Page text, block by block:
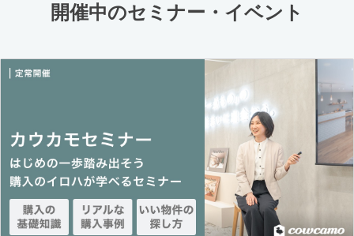
開催中のセミナー・イベント